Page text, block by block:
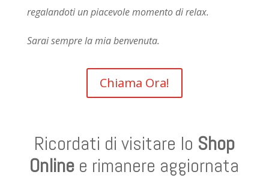
regalandoti un piacevole momento di relax.
Sarai sempre la mia benvenuta.
Chiama Ora!
Ricordati di visitare lo Shop
Online e rimanere aggiornata